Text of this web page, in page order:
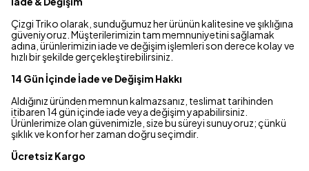
Çizgi Triko olarak, sunduğumuz her ürünün kalitesine ve şıklığına
güveniyoruz. Müşterilerimizin tam memnuniyetini sağlamak
adına, ürünlerimizin iade ve değişim işlemleri son derece kolay ve
hızlı bir şekilde gerçekleştirebilirsiniz.
14 Gün İçinde İade ve Değişim Hakkı
Aldığınız üründen memnun kalmazsanız, teslimat tarihinden
itibaren 14 gün içinde iade veya değişim yapabilirsiniz.
Ürünlerimize olan güvenimizle, size bu süreyi sunuyoruz; çünkü
şıklık ve konfor her zaman doğru seçimdir.
Ücretsiz Kargo